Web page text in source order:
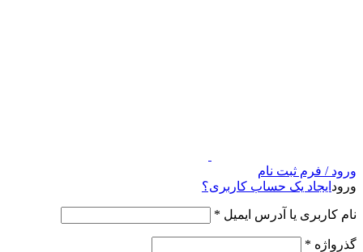
ورود / فرم ثبت نام
ورود ایجاد یک حساب کاربری؟
نام کاربری یا آدرس ایمیل *
گذرواژه *